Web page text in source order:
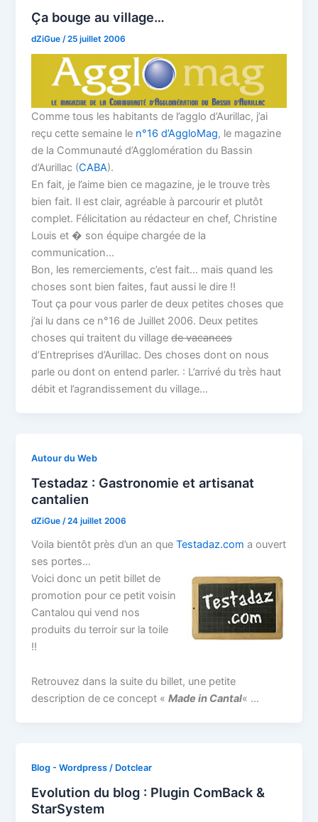
Ça bouge au village…
dZiGue/25 juillet 2006
Comme tous les habitants de l’agglo d’Aurillac, j’ai
reçu cette semaine le n°16 d’AggloMag, le magazine
de la Communauté d’Agglomération du Bassin
d’Aurillac (CABA).
En fait, je l’aime bien ce magazine, je le trouve très
bien fait. Il est clair, agréable à parcourir et plutôt
complet. Félicitation au rédacteur en chef, Christine
Louis et � son équipe chargée de la
communication…
Bon, les remerciements, c’est fait… mais quand les
choses sont bien faites, faut aussi le dire !!
Tout ça pour vous parler de deux petites choses que
j’ai lu dans ce n°16 de Juillet 2006. Deux petites
choses qui traitent du villagede vacances
d’Entreprises d’Aurillac. Des choses dont on nous
parle ou dont on entend parler. : L’arrivé du très haut
débit et l’agrandissement du village…
Autour du Web
Testadaz : Gastronomie et artisanat
cantalien
dZiGue /24 juillet 2006
Voila bientôt près d’un an queTestadaz.com a ouvert
ses portes…
Voici donc un petit billet de
promotion pour ce petit voisin
Cantalou qui vend nos
produits du terroir sur la toile
!!
Retrouvez dans la suite du billet, une petite
description de ce concept «Made in Cantal« …
Blog - Wordpress / Dotclear
Evolution du blog : Plugin ComBack &
StarSystem